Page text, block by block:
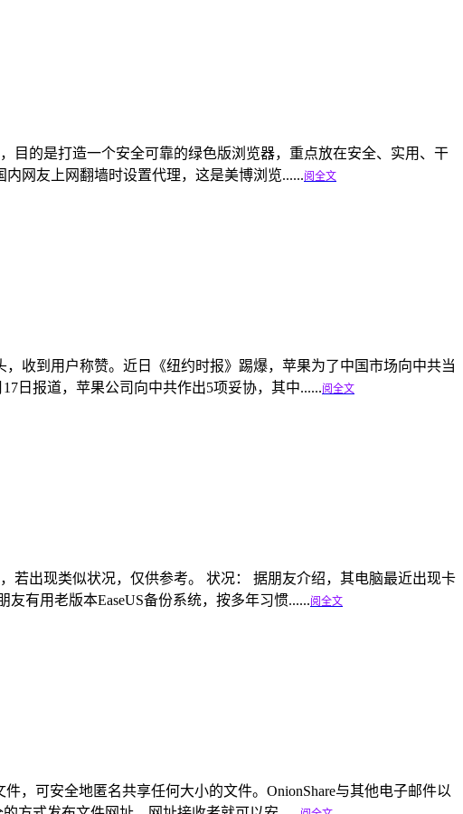
目的是打造一个安全可靠的绿色版浏览器，重点放在安全、实用、干
网友上网翻墙时设置代理，这是美博浏览......阅全文
收到用户称赞。近日《纽约时报》踢爆，苹果为了中国市场向中共当
日报道，苹果公司向中共作出5项妥协，其中......阅全文
若出现类似状况，仅供参考。 状况： 据朋友介绍，其电脑最近出现卡
有用老版本EaseUS备份系统，按多年习惯......阅全文
，可安全地匿名共享任何大小的文件。OnionShare与其他电子邮件以